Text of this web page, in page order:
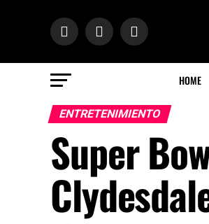
HOME
ENTRETENIMIENTO
Super